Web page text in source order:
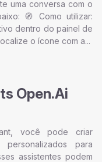
uma conversa com o
🧭 Como utilizar:
dentro do painel de
o ícone com a...
Open.Ai
você pode criar
personalizados para
assistentes podem